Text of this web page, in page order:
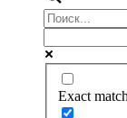
Exact